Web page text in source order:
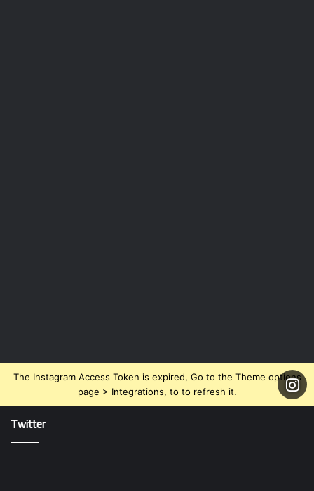
The Instagram Access Token is expired, Go to the Theme options
page > Integrations, to to refresh it.
Twitter